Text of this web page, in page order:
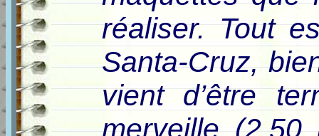
réaliser. Tout
Santa-Cruz,
vient d’être
merveille